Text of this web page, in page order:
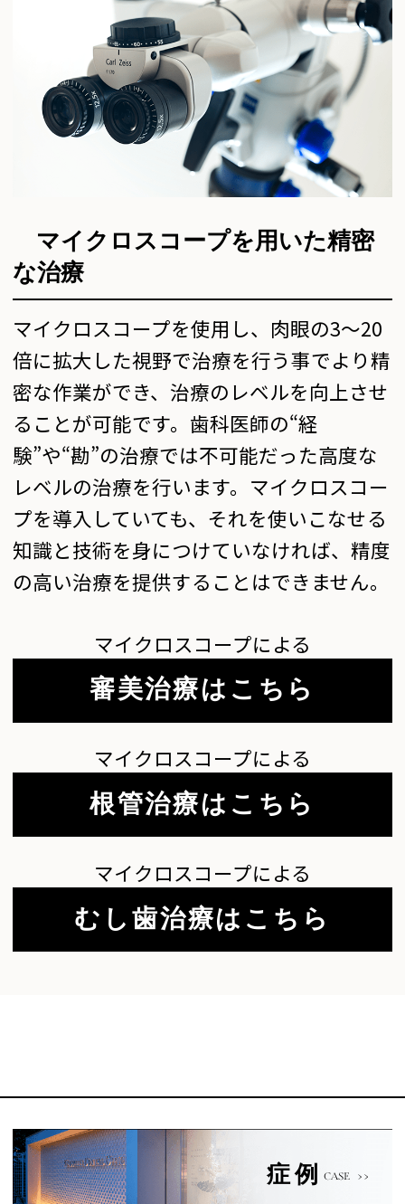
マイクロスコープを用いた精密
な治療
マイクロスコープを使用し、肉眼の3～20
倍に拡大した視野で治療を行う事でより精
密な作業ができ、治療のレベルを向上させ
ることが可能です。歯科医師の“経
験”や“勘”の治療では不可能だった高度な
レベルの治療を行います。マイクロスコー
プを導入していても、それを使いこなせる
知識と技術を身につけていなければ、精度
の高い治療を提供することはできません。
マイクロスコープによる
審美治療はこちら
マイクロスコープによる
根管治療はこちら
マイクロスコープによる
むし歯治療はこちら
症例 CASE